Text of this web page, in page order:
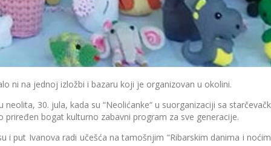
ni na jednoj izložbi i bazaru koji je organizovan u okolini.
30. jula, kada su “Neolićanke“ u suorganizaciji sa
bogat kulturno zabavni program za sve generacije.
Ivanova radi učešća na tamošnjim “Ribarskim danima i